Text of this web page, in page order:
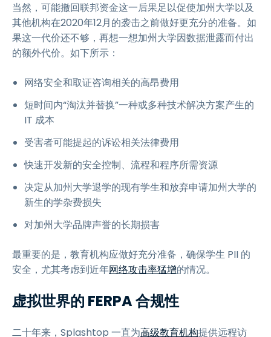
当然，可能撤回联邦资金这一后果足以促使加州大学以及
其他机构在2020年12月的袭击之前做好更充分的准备。如
果这一代价还不够，再想一想加州大学因数据泄露而付出
的额外代价。如下所示：
网络安全和取证咨询相关的高昂费用
短时间内“淘汰并替换”一种或多种技术解决方案产生的
IT 成本
受害者可能提起的诉讼相关法律费用
快速开发新的安全控制、流程和程序所需资源
决定从加州大学退学的现有学生和放弃申请加州大学的
新生的学杂费损失
对加州大学品牌声誉的长期损害
最重要的是，教育机构应做好充分准备，确保学生 PII 的
安全，尤其考虑到近年网络攻击率猛增的情况。
虚拟世界的 FERPA 合规性
二十年来，Splashtop 一直为高级教育机构提供远程访